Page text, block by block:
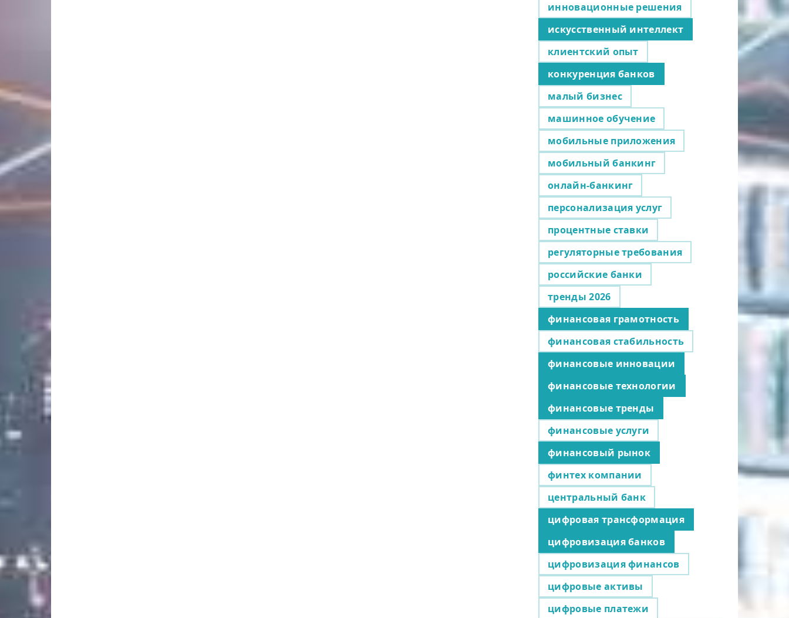
инновационные решения
искусственный интеллект
клиентский опыт
конкуренция банков
малый бизнес
машинное обучение
мобильные приложения
мобильный банкинг
онлайн-банкинг
персонализация услуг
процентные ставки
регуляторные требования
российские банки
тренды 2026
финансовая грамотность
финансовая стабильность
финансовые инновации
финансовые технологии
финансовые тренды
финансовые услуги
финансовый рынок
финтех компании
центральный банк
цифровая трансформация
цифровизация банков
цифровизация финансов
цифровые активы
цифровые платежи